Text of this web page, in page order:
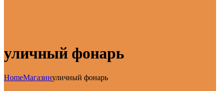
уличный фонарь
HomeМагазинуличный фонарь